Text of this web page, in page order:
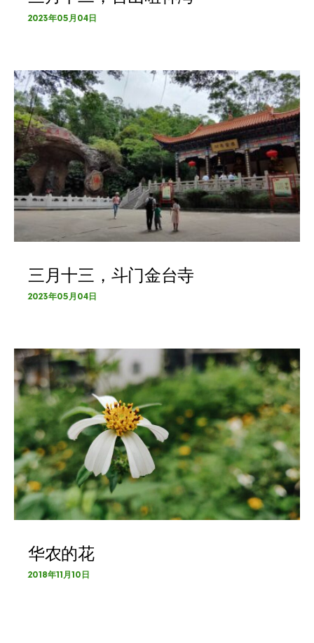
2023年05月04日
三月十三，斗门金台寺
2023年05月04日
华农的花
2018年11月10日